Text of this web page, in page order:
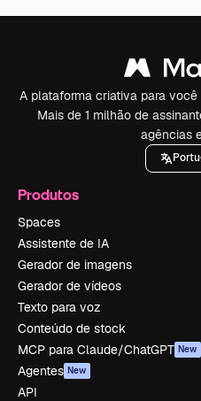
A plataforma criativa para
Mais de 1 milhão de
agências
Produtos
Spaces
Assistente de IA
Gerador de imagens
Gerador de vídeos
Texto para voz
Conteúdo de stock
MCP para Claude/ChatGPT New
Agentes New
API